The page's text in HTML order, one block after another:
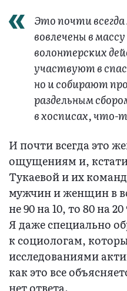
Это почти
вовлечены в
волонтерских
участвуют в
но и собирают
раздельным
в хосписах, что-
И почти всегда это
ощущениям и,
Тукаевой и их
мужчин и женщин в
не 90 на 10, то 80 на
Я даже специально
к социологам,
исследованиями
как это все